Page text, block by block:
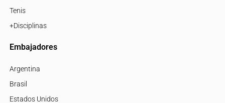
Tenis
+Disciplinas
Embajadores
Argentina
Brasil
Estados Unidos